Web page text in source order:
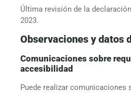
Última revisión de la
2023.
Observaciones y datos
Comunicaciones sobre
accesibilidad
Puede realizar comunicaciones